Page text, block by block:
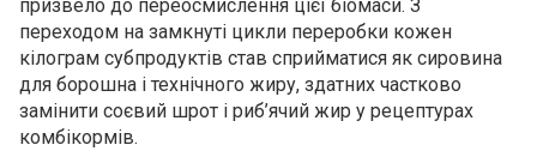
призвело до переосмислення цієї біомаси. З
переходом на замкнуті цикли переробки кожен
кілограм субпродуктів став сприйматися як сировина
для борошна і технічного жиру, здатних частково
замінити соєвий шрот і риб’ячий жир у рецептурах
комбікормів.